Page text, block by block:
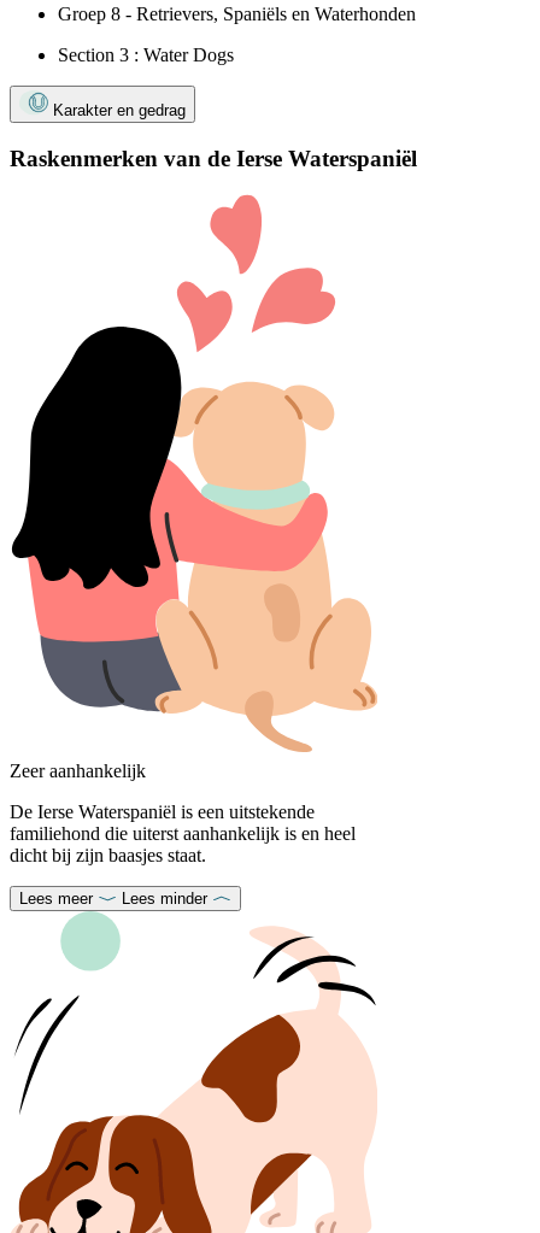
Groep 8 - Retrievers, Spaniëls en Waterhonden
Section 3 : Water Dogs
Karakter en gedrag
Raskenmerken van de Ierse Waterspaniël
Zeer aanhankelijk
De Ierse Waterspaniël is een uitstekende
familiehond die uiterst aanhankelijk is en heel
dicht bij zijn baasjes staat.
Lees meer Lees minder